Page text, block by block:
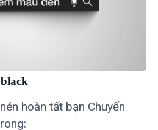
hoàn tất bạn Chuyển